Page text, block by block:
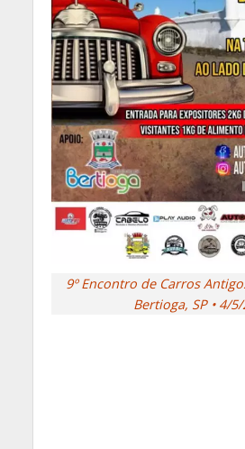
9º Encontro de Carros
Bertioga, SP • 4/